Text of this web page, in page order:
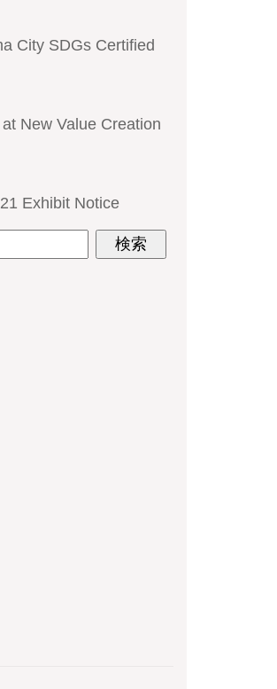
City SDGs Certified
New Value Creation
Exhibit Notice